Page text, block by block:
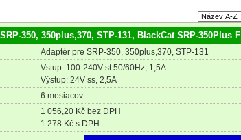
350, 350plus,370, STP-131, BlackCat SRP-350Plus F
Adaptér pre SRP-350, 350plus,370, STP-131
Vstup: 100-240V st 50/60Hz, 1,5A
Výstup: 24V ss, 2,5A
6 mesiacov
1 056,20 Kč bez DPH
1 278 Kč s DPH